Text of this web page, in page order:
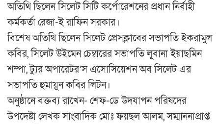
অতিথি ছিলেন সিলেট সিটি কর্পোরেশনের প্রধান নির্বাহী
কর্মকর্তা রেজা-ই রাফিন সরকার।
বিশেষ অতিথি ছিলেন সিলেট প্রেসক্লাবের সভাপতি ইকরামুল
কবির, সিলেট উইমেন চেম্বারের সভাপতি লুবানা ইয়াছমিন
শম্পা, ট্যুর অপারেটর’স এসোসিয়েশন অব সিলেট এর
সভাপতি হুমায়ুন কবির লিটন।
অনুষ্ঠানে বক্তব্য রাখেন- শেফ-ডে উদযাপন পরিষদের
উপদেষ্টা লেখক সাংবাদিক মোঃ ফয়ছল আলম, সম্মাননাপ্রাপ্ত